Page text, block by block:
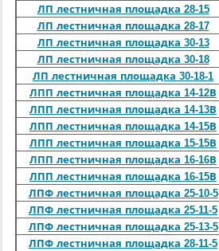
ЛП лестничная площадка 28-15
ЛП лестничная площадка 28-17
ЛП лестничная площадка 30-13
ЛП лестничная площадка 30-18
ЛП лестничная площадка 30-18-1
ЛПП лестничная площадка 14-12В
ЛПП лестничная площадка 14-13В
ЛПП лестничная площадка 14-15В
ЛПП лестничная площадка 15-15В
ЛПП лестничная площадка 16-16В
ЛПП лестничная площадка 16-15В
ЛПФ лестничная площадка 25-10-5
ЛПФ лестничная площадка 25-11-5
ЛПФ лестничная площадка 25-13-5
ЛПФ лестничная площадка 28-11-5